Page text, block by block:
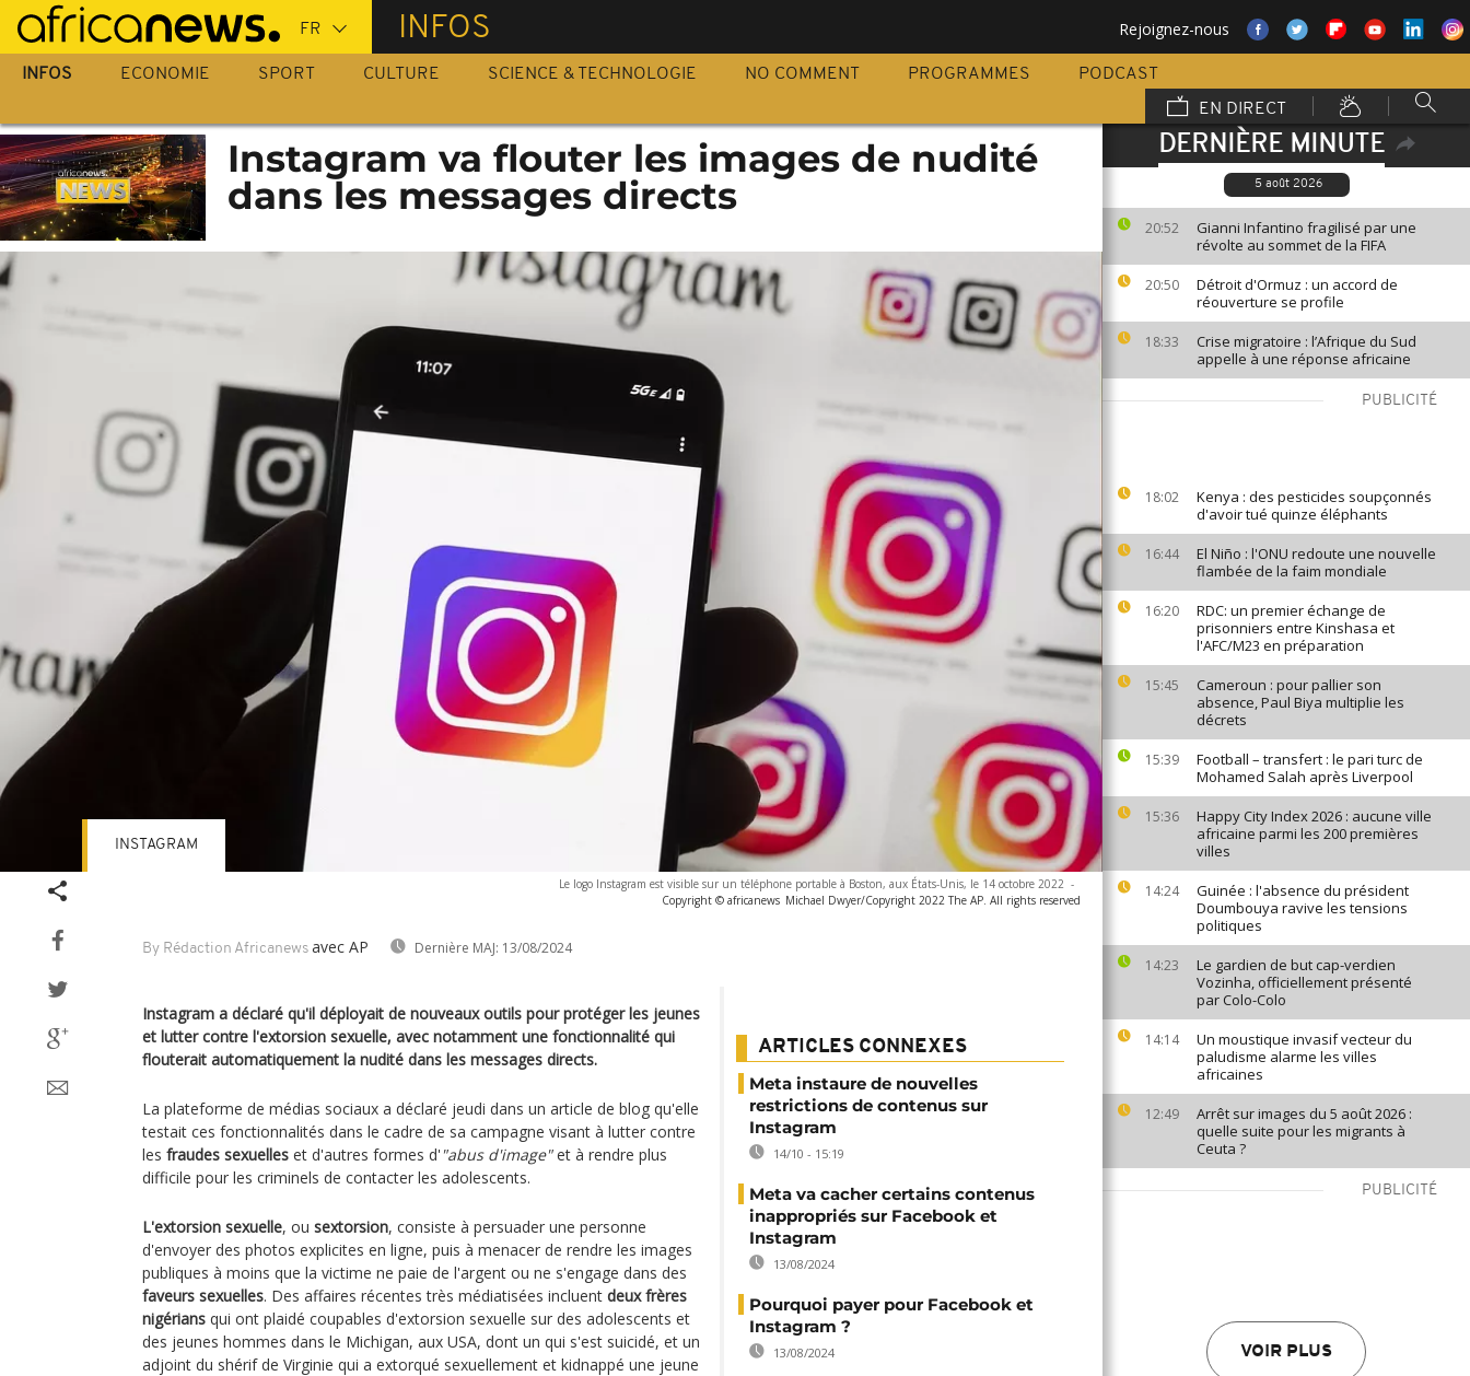
Passer
au
contenu
INFOS Rejoignez-nous
INFOS ECONOMIE SPORT CULTURE SCIENCE & TECHNOLOGIE NO COMMENT PROGRAMMES
PODCAST
EN DIRECT
DERNIÈRE MINUTE
5 août 2026
20:52
Gianni Infantino fragilisé par une
révolte au sommet de la FIFA
20:50
Détroit d'Ormuz : un accord de
réouverture se profile
18:33
Crise migratoire : l’Afrique du Sud
appelle à une réponse africaine
PUBLICITÉ
18:02
Kenya : des pesticides soupçonnés
d'avoir tué quinze éléphants
16:44
El Niño : l'ONU redoute une nouvelle
flambée de la faim mondiale
16:20
RDC: un premier échange de
prisonniers entre Kinshasa et
l'AFC/M23 en préparation
15:45
Cameroun : pour pallier son
absence, Paul Biya multiplie les
décrets
15:39
Football – transfert : le pari turc de
Mohamed Salah après Liverpool
15:36
Happy City Index 2026 : aucune ville
africaine parmi les 200 premières
villes
14:24
Guinée : l'absence du président
Doumbouya ravive les tensions
politiques
14:23
Le gardien de but cap-verdien
Vozinha, officiellement présenté
par Colo-Colo
14:14
Un moustique invasif vecteur du
paludisme alarme les villes
africaines
12:49
Arrêt sur images du 5 août 2026 :
quelle suite pour les migrants à
Ceuta ?
PUBLICITÉ
VOIR PLUS
Instagram va flouter les images de nudité
dans les messages directs
Le logo Instagram est visible sur un téléphone portable à Boston, aux États-Unis, le 14 octobre 2022 -
Copyright © africanews Michael Dwyer/Copyright 2022 The AP. All rights reserved
By Rédaction Africanews avec AP Dernière MAJ: 13/08/2024
INSTAGRAM
Instagram a déclaré qu'il déployait de nouveaux outils pour protéger les jeunes
et lutter contre l'extorsion sexuelle, avec notamment une fonctionnalité qui
flouterait automatiquement la nudité dans les messages directs.
La plateforme de médias sociaux a déclaré jeudi dans un article de blog qu'elle
testait ces fonctionnalités dans le cadre de sa campagne visant à lutter contre
les fraudes sexuelles et d'autres formes d' "abus d'image"et à rendre plus
difficile pour les criminels de contacter les adolescents.
L'extorsion sexuelle, ou sextorsion, consiste à persuader une personne
d'envoyer des photos explicites en ligne, puis à menacer de rendre les images
publiques à moins que la victime ne paie de l'argent ou ne s'engage dans des
faveurs sexuelles. Des affaires récentes très médiatisées incluent deux frères
nigérians qui ont plaidé coupables d'extorsion sexuelle sur des adolescents et
des jeunes hommes dans le Michigan, aux USA, dont un qui s'est suicidé, et un
adjoint du shérif de Virginie qui a extorqué sexuellement et kidnappé une jeune
ARTICLES CONNEXES
Meta instaure de nouvelles
restrictions de contenus sur
Instagram
14/10 - 15:19
Meta va cacher certains contenus
inappropriés sur Facebook et
Instagram
13/08/2024
Pourquoi payer pour Facebook et
Instagram ?
13/08/2024